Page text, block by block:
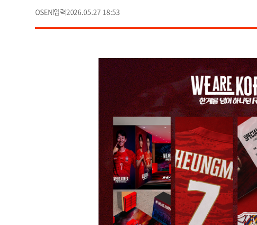
OSEN 2026.05.27 18:53